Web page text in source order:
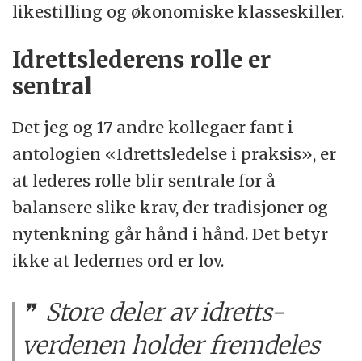
likestilling og økonomiske klasseskiller.
Idrettslederens rolle er
sentral
Det jeg og 17 andre kollegaer fant i
antologien «Idrettsledelse i praksis», er
at lederes rolle blir sentrale for å
balansere slike krav, der tradisjoner og
nytenkning går hånd i hånd. Det betyr
ikke at ledernes ord er lov.
Store deler av idretts-
verdenen holder fremdeles